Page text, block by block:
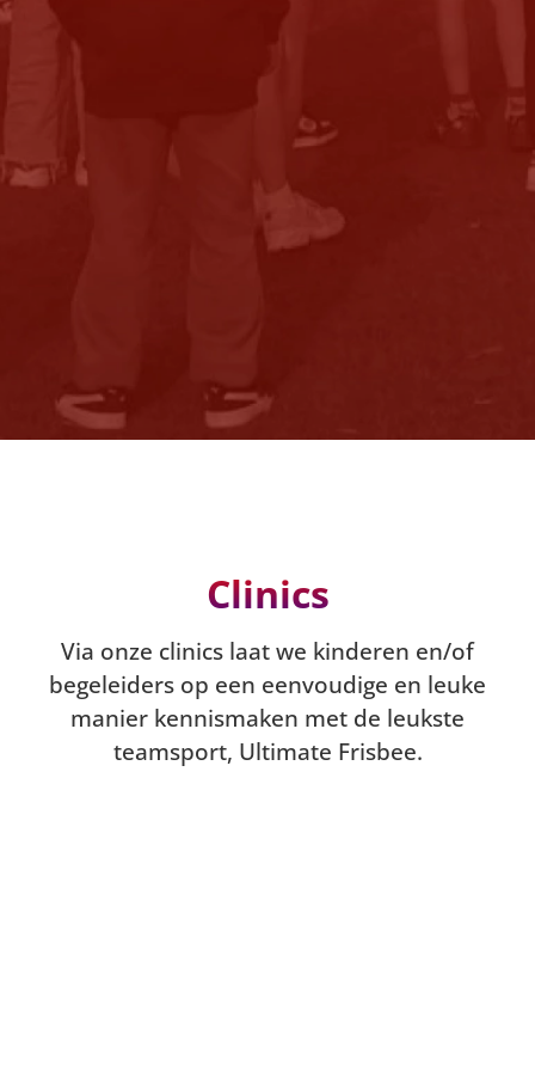
Clinics
Via onze clinics laat we kinderen en/of
begeleiders op een eenvoudige en leuke
manier kennismaken met de leukste
teamsport, Ultimate Frisbee.